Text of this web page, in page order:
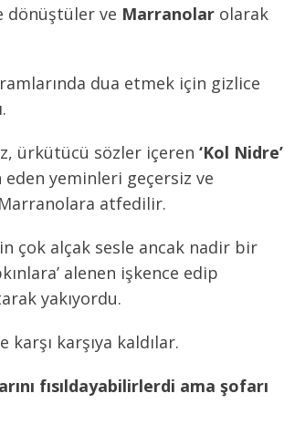
dönüştüler ve Marranolar olarak
dua etmek için gizlice
ürkütücü sözler içeren ‘Kol Nidre’
eden yeminleri geçersiz ve
Marranolara atfedilir.
çok alçak sesle ancak nadir bir
alenen işkence edip
yakıyordu.
karşıya kaldılar.
fısıldayabilirlerdi ama şofarı